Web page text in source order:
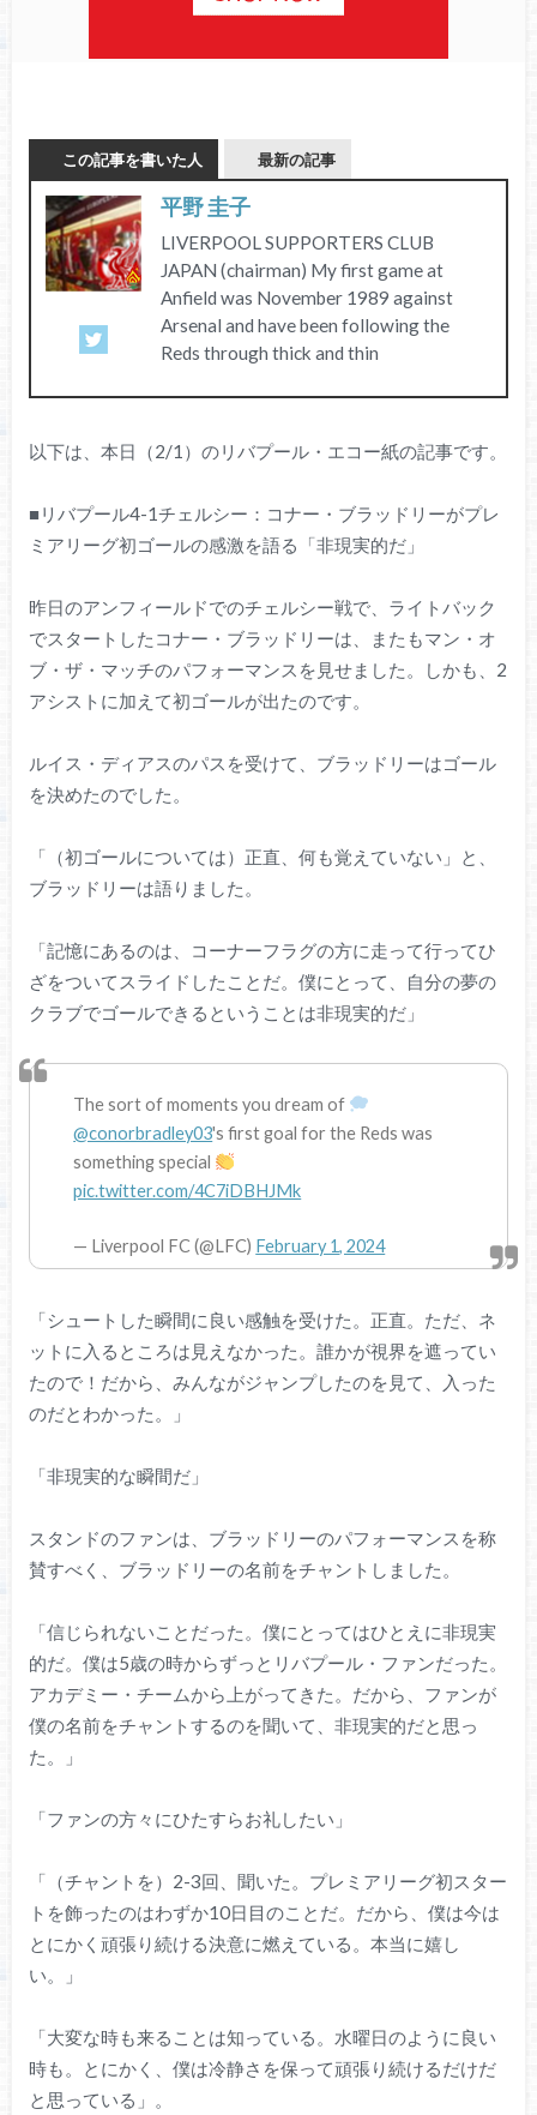
この記事を書いた人 最新の記事
平野 圭子
LIVERPOOL SUPPORTERS CLUB
JAPAN (chairman) My first game at
Anfield was November 1989 against
Arsenal and have been following the
Reds through thick and thin
以下は、本日（2/1）のリバプール・エコー紙の記事です。
■リバプール4-1チェルシー：コナー・ブラッドリーがプレ
ミアリーグ初ゴールの感激を語る「非現実的だ」
昨日のアンフィールドでのチェルシー戦で、ライトバック
でスタートしたコナー・ブラッドリーは、またもマン・オ
ブ・ザ・マッチのパフォーマンスを見せました。しかも、2
アシストに加えて初ゴールが出たのです。
ルイス・ディアスのパスを受けて、ブラッドリーはゴール
を決めたのでした。
「（初ゴールについては）正直、何も覚えていない」と、
ブラッドリーは語りました。
「記憶にあるのは、コーナーフラグの方に走って行ってひ
ざをついてスライドしたことだ。僕にとって、自分の夢の
クラブでゴールできるということは非現実的だ」
The sort of moments you dream of
@conorbradley03's first goal for the Reds was
something special
pic.twitter.com/4C7iDBHJMk
— Liverpool FC (@LFC) February 1, 2024
「シュートした瞬間に良い感触を受けた。正直。ただ、ネ
ットに入るところは見えなかった。誰かが視界を遮ってい
たので！だから、みんながジャンプしたのを見て、入った
のだとわかった。」
「非現実的な瞬間だ」
スタンドのファンは、ブラッドリーのパフォーマンスを称
賛すべく、ブラッドリーの名前をチャントしました。
「信じられないことだった。僕にとってはひとえに非現実
的だ。僕は5歳の時からずっとリバプール・ファンだった。
アカデミー・チームから上がってきた。だから、ファンが
僕の名前をチャントするのを聞いて、非現実的だと思っ
た。」
「ファンの方々にひたすらお礼したい」
「（チャントを）2-3回、聞いた。プレミアリーグ初スター
トを飾ったのはわずか10日目のことだ。だから、僕は今は
とにかく頑張り続ける決意に燃えている。本当に嬉し
い。」
「大変な時も来ることは知っている。水曜日のように良い
時も。とにかく、僕は冷静さを保って頑張り続けるだけだ
と思っている」。